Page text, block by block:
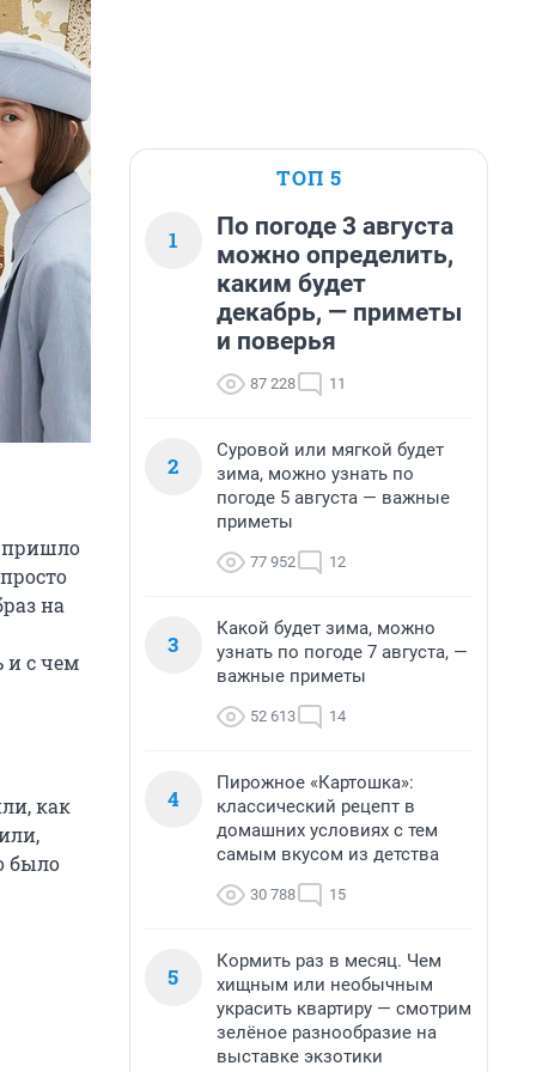
пришло
на
и с чем
как
было
ТОП 5
1
По погоде 3 августа
можно определить,
каким будет
декабрь, — приметы
и поверья
87 228 11
2
Суровой или мягкой будет
зима, можно узнать по
погоде 5 августа — важные
приметы
77 952 12
3
Какой будет зима, можно
узнать по погоде 7 августа, —
важные приметы
52 613 14
4
Пирожное «Картошка»:
классический рецепт в
домашних условиях с тем
самым вкусом из детства
30 788 15
5
Кормить раз в месяц. Чем
хищным или необычным
украсить квартиру — смотрим
зелёное разнообразие на
выставке экзотики